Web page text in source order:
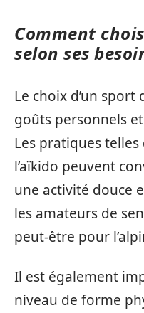
Comment
selon ses
Le choix d’un
goûts personnels
Les pratiques telles
l’aïkido peuvent
une activité douce
les amateurs de
peut-être pour
Il est également
niveau de forme